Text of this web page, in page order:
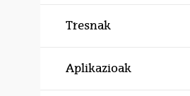
Tresnak
Aplikazioak